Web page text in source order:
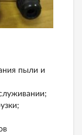
пыли и